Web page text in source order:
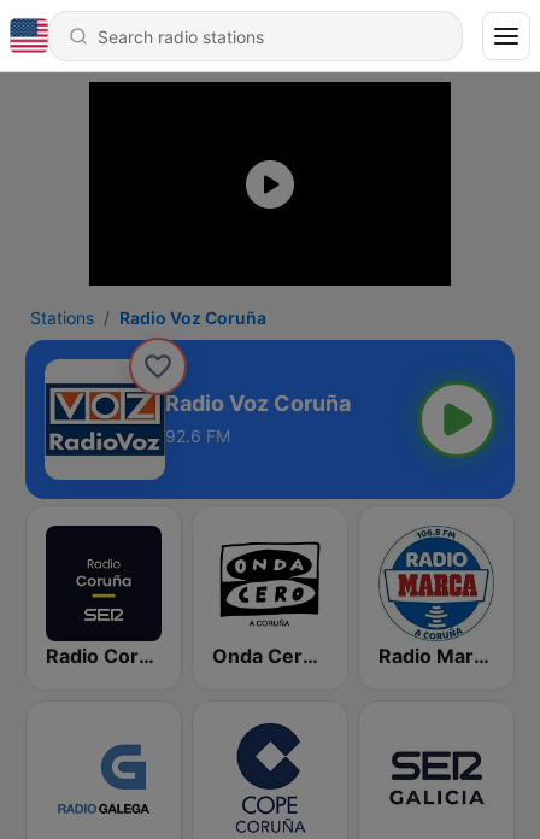
Stations Radio Voz Coruña
Radio Voz Coruña
92.6 FM
Radio Coruña SER Onda Cero A Coruña Radio Marca Coruña